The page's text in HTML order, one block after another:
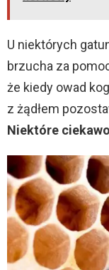
U niektórych
brzucha za
że kiedy owad
z żądłem
Niektóre